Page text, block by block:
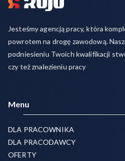
Jesteśmy agencją pracy, która
powrotem na drogę zawodową.
podniesieniu Twoich kwalifikacji
czy też znalezieniu pracy
Menu
DLA PRACOWNIKA
DLA PRACODAWCY
OFERTY